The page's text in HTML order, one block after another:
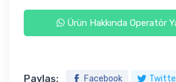
Ürün Hakkında Operatör
Paylaş: Facebook